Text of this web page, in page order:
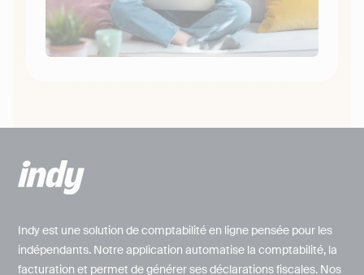
Indy est une solution de comptabilité en ligne pensée pour les
indépendants. Notre application automatise la comptabilité, la
facturation et permet de générer ses déclarations fiscales. Nos